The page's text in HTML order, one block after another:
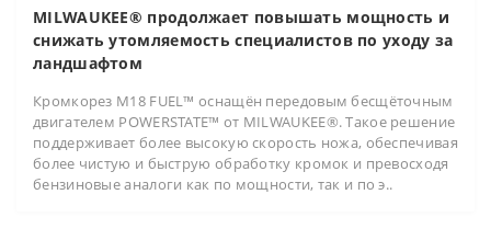
MILWAUKEE® продолжает повышать мощность и
снижать утомляемость специалистов по уходу за
ландшафтом
Кромкорез M18 FUEL™ оснащён передовым бесщёточным
двигателем POWERSTATE™ от MILWAUKEE®. Такое решение
поддерживает более высокую скорость ножа, обеспечивая
более чистую и быструю обработку кромок и превосходя
бензиновые аналоги как по мощности, так и по э..